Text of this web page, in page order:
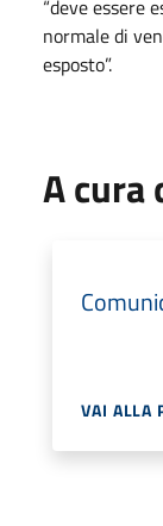
“deve essere
normale di
esposto”.
A cura
VAI ALLA